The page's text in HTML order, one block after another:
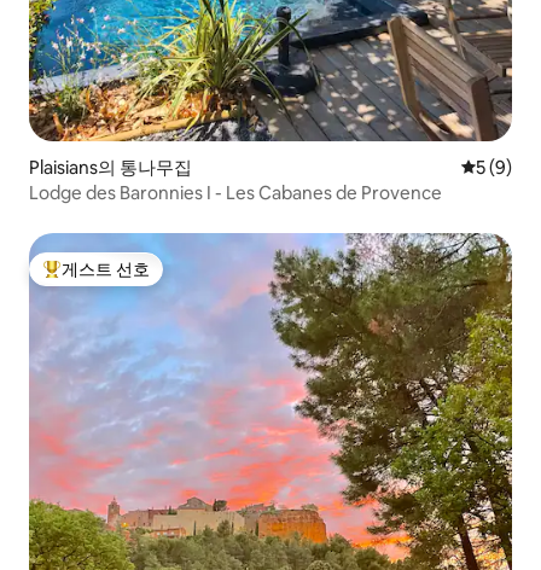
Plaisians의 통나무집 평점 5점
5 (9)
Lodge des Baronnies I - Les Cabanes de Provence
상위 게스트 선호
게스트 선호